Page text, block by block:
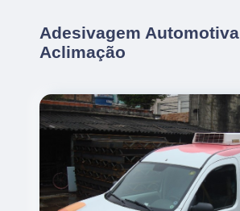
Adesivagem Automotiva
Aclimação